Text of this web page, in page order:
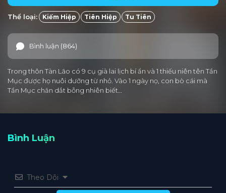
Thể loại: Kiếm Hiệp Tiên Hiệp Tu Tiên
Bình luận (864)
Trong thôn Tàn Lão có 9 cụ già lai lịch bí ẩn và 1 thiếu niên tên Tần
Mục được họ nuôi dưỡng từ nhỏ. Vào 1 ngày nọ, con bò cái mà
Tần Mục chăn dắt bỗng nhiên biết…
Bình Luận
Theo Dõi